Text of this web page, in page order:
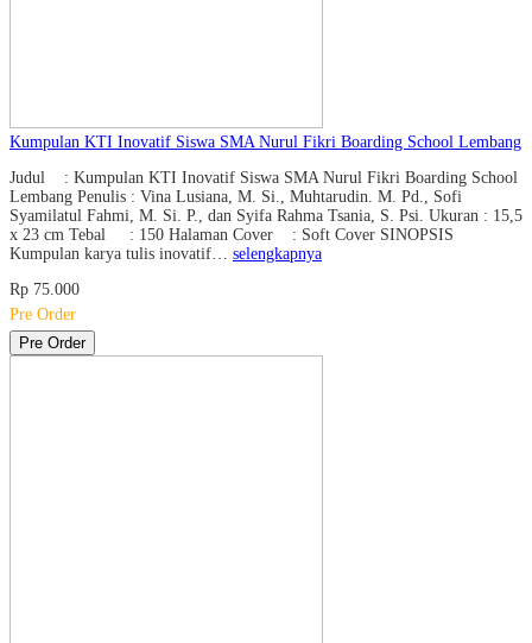
Kumpulan KTI Inovatif Siswa SMA Nurul Fikri Boarding School Lembang
Judul : Kumpulan KTI Inovatif Siswa SMA Nurul Fikri Boarding School
Lembang Penulis : Vina Lusiana, M. Si., Muhtarudin. M. Pd., Sofi
Syamilatul Fahmi, M. Si. P., dan Syifa Rahma Tsania, S. Psi. Ukuran : 15,5
x 23 cm Tebal : 150 Halaman Cover : Soft Cover SINOPSIS
Kumpulan karya tulis inovatif… selengkapnya
Rp 75.000
Pre Order
Pre Order